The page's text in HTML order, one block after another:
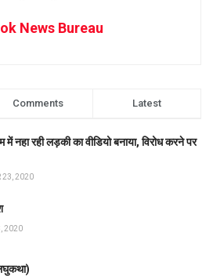
News Bureau
Comments Latest
में नहा रही लड़की का वीडियो बनाया, विरोध करने पर
23, 2020
2020